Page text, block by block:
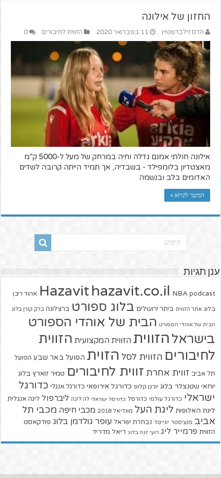
החזון של אילונה
הדס זילברשטיין 11 בפברואר 2020 הזווית לחיבורים 0
אילונה חולתי אמנם גדלה וחיה במרחק של מעל ל-5000 ק”מ
מאצטדיון בלומפילד - בשבדיה, אך תמיד הייתה קרובה לשדים
האדומים בלב ובנשמה
המשך לקרוא »
ענן תגיות
Hazavit hazavit.co.il NBA podcast אהוד ריבן
בלוג אתר הזווית ביתר ירושלים בלוג ספורט ברצלונה ברק קורן בלוג
הבית של אוהדי הספורט הבית של אוהדי הספורט
בישראל הזווית הזווית המקצועית הזווית
לחיבורים הזווית לסל הזוית הפועל באר שבע הפועל
תל אביב זווית אחרת זווית לחיבורים טמיר זוארץ בלוג
יוחאי שטנצלר בלוג יורגן קלופ כדורגל אירופאי כדורגל אנגלי כדורגל
ישראלי כדורגל עולמי כדורסל כדורסל ישראלי לה ליגה ליברפול ליגה אנגלית
ליגת האלופות ליגת העל מונדיאל 2018 מכבי חיפה מכבי תל
אביב מנצ'סטר יונייטד נבחרת ישראל עופר גולדמן בלוג פודקאסט
הזווית פרמייר ליג רועי זגה בלוג ריאל מדריד